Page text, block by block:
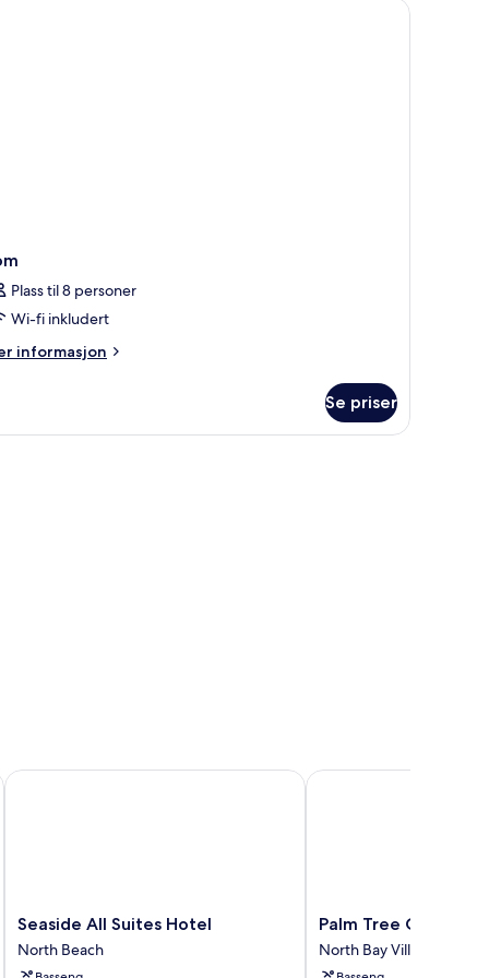
Plass til 8 personer
Wi-fi inkludert
informasjon
Se priser
Seaside
All
Suites
Seaside All Suites Hotel
North Beach
Seaside All Suites Hotel
Palm
Tree
Club
Palm Tree Club
North Bay Village
Palm Tree Club Miami